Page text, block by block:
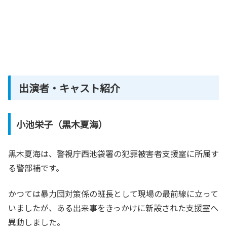
出演者・キャスト紹介
小池栄子（黒木夏海）
黒木夏海は、警視庁西池袋署の犯罪被害者支援室に所属す
る警部補です。
かつては暴力団対策係の班長として現場の最前線に立って
いましたが、ある出来事をきっかけに新設された支援室へ
異動しました。